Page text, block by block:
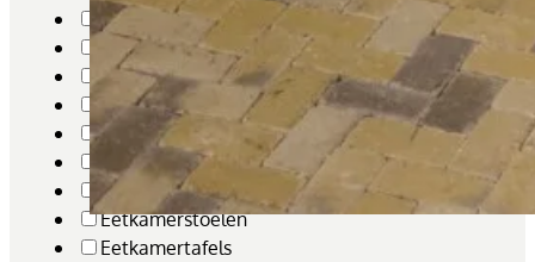
Bankstellen
Bijzettafel
Bloemen kasten
Decoratie
Dressoirs
Edelstenen - Mineralen
Eetkamerbanken
Eetkamerstoelen
Eetkamertafels